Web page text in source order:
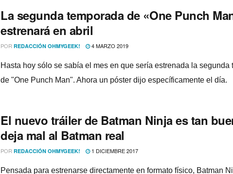
La segunda temporada de «One Punch
estrenará en abril
POR REDACCIÓN OHMYGEEK! 4 MARZO 2019
Hasta hoy sólo se sabí­a el mes en que serí­a estrenada la segunda
de "One Punch Man". Ahora un póster dijo especí­ficamente el dí­a.
El nuevo tráiler de Batman Ninja es tan
deja mal al Batman real
POR REDACCIÓN OHMYGEEK! 1 DICIEMBRE 2017
Pensada para estrenarse directamente en formato fí­sico, Batman